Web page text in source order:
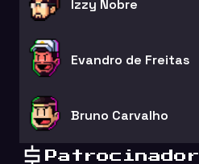
Izzy Nobre
Evandro de Freitas
Bruno Carvalho
Patrocinador